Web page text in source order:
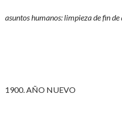
asuntos humanos: limpieza de fin de
1900. AÑO NUEVO